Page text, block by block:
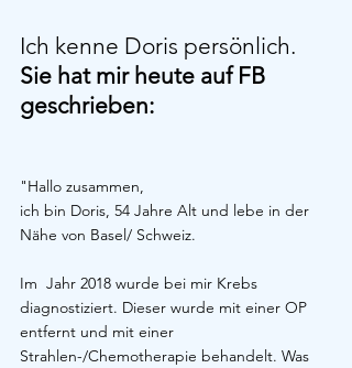
Ich kenne Doris persönlich.
Sie hat mir heute auf FB
geschrieben:
"Hallo zusammen,
ich bin Doris, 54 Jahre Alt und lebe in der
Nähe von Basel/ Schweiz.
Im  Jahr 2018 wurde bei mir Krebs
diagnostiziert. Dieser wurde mit einer OP
entfernt und mit einer
Strahlen-/Chemotherapie behandelt. Was